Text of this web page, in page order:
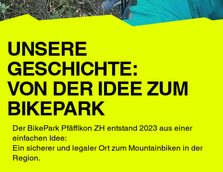
UNSERE
GESCHICHTE:
VON DER IDEE ZUM
BIKEPARK
Der BikePark Pfäffikon ZH entstand 2023 aus einer
einfachen Idee:
Ein sicherer und legaler Ort zum Mountainbiken in der
Region.